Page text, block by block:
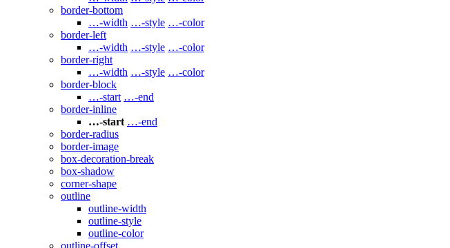
border-bottom
…-width …-style …-color
border-left
…-width …-style …-color
border-right
…-width …-style …-color
border-block
…-start …-end
border-inline
…-start …-end
border-radius
border-image
box-decoration-break
box-shadow
corner-shape
outline
outline-width
outline-style
outline-color
outline-offset